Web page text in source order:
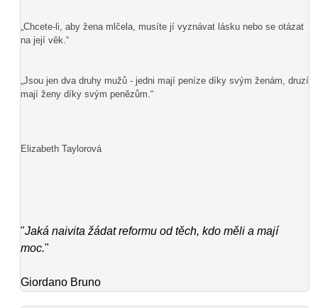
„Chcete-li, aby žena mlčela, musíte jí vyznávat lásku nebo se otázat
na její věk.“
„Jsou jen dva druhy mužů - jedni mají peníze díky svým ženám, druzí
mají ženy díky svým penězům.“
Elizabeth Taylorová
"Jaká naivita žádat reformu od těch, kdo měli a mají
moc."
Giordano Bruno